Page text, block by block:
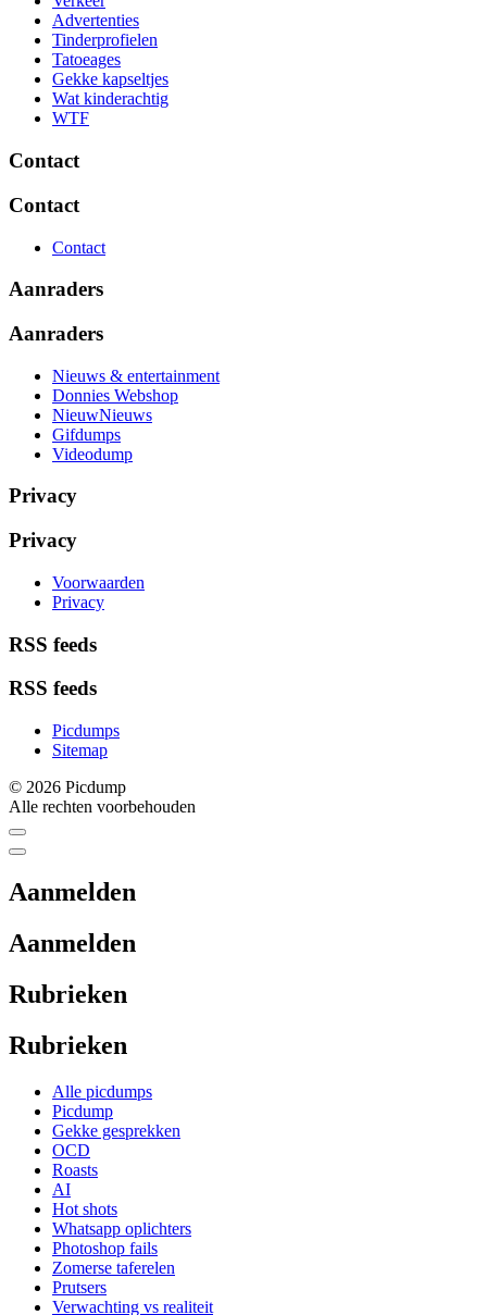
Advertenties
Tinderprofielen
Tatoeages
Gekke kapseltjes
Wat kinderachtig
WTF
Contact
Contact
Contact
Aanraders
Aanraders
Nieuws & entertainment
Donnies Webshop
NieuwNieuws
Gifdumps
Videodump
Privacy
Privacy
Voorwaarden
Privacy
RSS feeds
RSS feeds
Picdumps
Sitemap
© 2026 Picdump
Alle rechten voorbehouden
Aanmelden
Aanmelden
Rubrieken
Rubrieken
Alle picdumps
Picdump
Gekke gesprekken
OCD
Roasts
AI
Hot shots
Whatsapp oplichters
Photoshop fails
Zomerse taferelen
Prutsers
Verwachting vs realiteit